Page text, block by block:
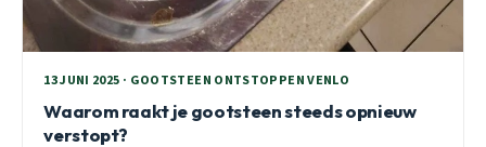
13 JUNI 2025 · GOOTSTEEN ONTSTOPPEN VENLO
Waarom raakt je gootsteen steeds opnieuw
verstopt?